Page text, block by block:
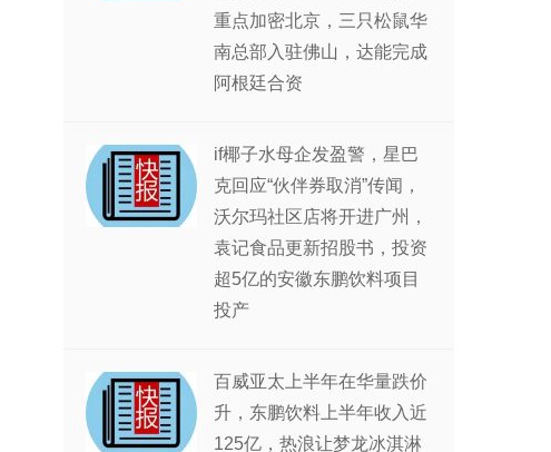
重点加密北京，三只松鼠华
南总部入驻佛山，达能完成
阿根廷合资
if椰子水母企发盈警，星巴
克回应“伙伴券取消”传闻，
沃尔玛社区店将开进广州，
袁记食品更新招股书，投资
超5亿的安徽东鹏饮料项目
投产
百威亚太上半年在华量跌价
升，东鹏饮料上半年收入近
125亿，热浪让梦龙冰淇淋